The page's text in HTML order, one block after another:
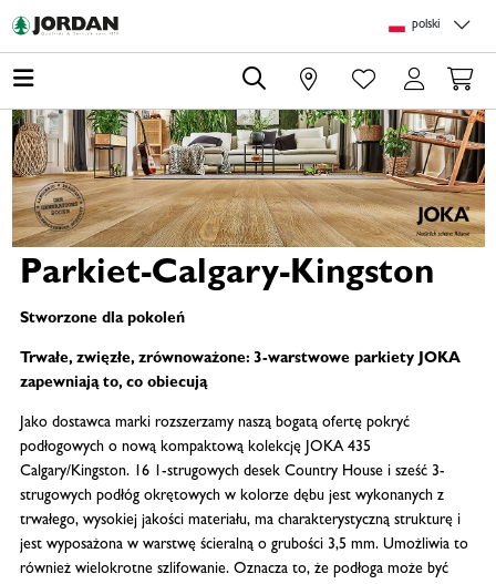
polski
0
Parkiet-Calgary-Kingston
Stworzone dla pokoleń
Trwałe, zwięzłe, zrównoważone: 3-warstwowe parkiety JOKA
zapewniają to, co obiecują
Jako dostawca marki rozszerzamy naszą bogatą ofertę pokryć
podłogowych o nową kompaktową kolekcję JOKA 435
Calgary/Kingston. 16 1-strugowych desek Country House i sześć 3-
strugowych podłóg okrętowych w kolorze dębu jest wykonanych z
trwałego, wysokiej jakości materiału, ma charakterystyczną strukturę i
jest wyposażona w warstwę ścieralną o grubości 3,5 mm. Umożliwia to
również wielokrotne szlifowanie. Oznacza to, że podłoga może być